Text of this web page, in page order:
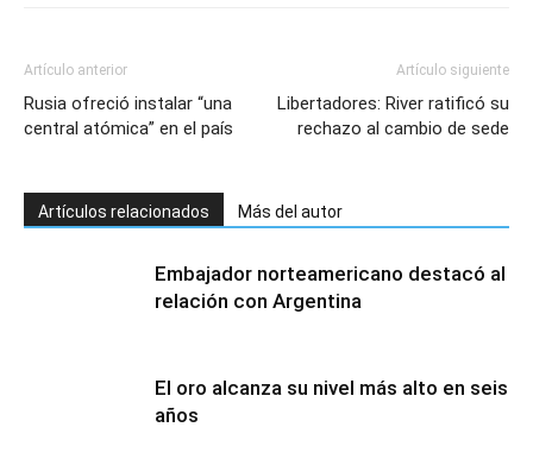
Artículo anterior
Rusia ofreció instalar “una
central atómica” en el país
Artículo siguiente
Libertadores: River ratificó su
rechazo al cambio de sede
Artículos relacionados Más del autor
Embajador norteamericano destacó al
relación con Argentina
El oro alcanza su nivel más alto en seis
años